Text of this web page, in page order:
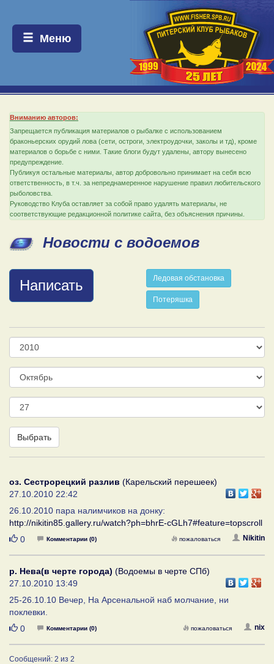
Меню:
Меню
Вниманию авторов:
Запрещается публикация материалов о рыбалке с использованием
браконьерских орудий лова (сети, остроги, электроудочки, заколы и тд), кроме
материалов о борьбе с ними. Такие блоги будут удалены, автору вынесено
предупреждение.
Публикуя остальные материалы, автор добровольно принимает на себя всю
ответственность, в т.ч. за непреднамеренное нарушение правил любительского
рыболовства.
Руководство Клуба оставляет за собой право удалять материалы, не
соответствующие редакционной политике сайта, без объяснения причины.
Новости с водоемов
Написать Ледовая обстановка
Потеряшка
Год
Месяц
День
Выбрать
оз. Сестрорецкий разлив (Карельский перешеек)
27.10.2010 22:42
26.10.2010 пара налимчиков на донку:
http://nikitin85.gallery.ru/watch?ph=bhrE-cGLh7#feature=topscroll
Нравится
0 Комментарии (0) Nikitin
пожаловаться
р. Нева(в черте города) (Водоемы в черте СПб)
27.10.2010 13:49
25-26.10.10 Вечер, На Арсенальной наб молчание, ни
поклевки.
Нравится
0 Комментарии (0) nix
пожаловаться
Сообщений: 2 из 2